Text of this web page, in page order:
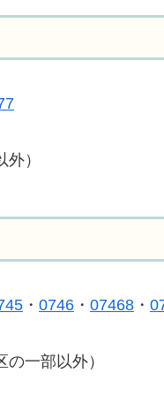
）
・ 0746 ・ 07468 ・
の一部以外）